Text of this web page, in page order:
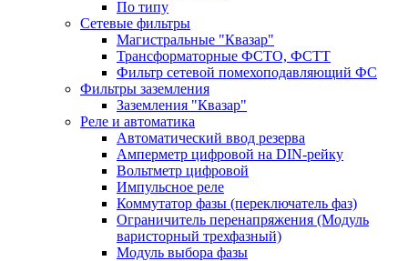
По типу
Сетевые фильтры
Магистральные "Квазар"
Трансформаторные ФСТО, ФСТТ
Фильтр сетевой помехоподавляющий ФС
Фильтры заземления
Заземления "Квазар"
Реле и автоматика
Автоматический ввод резерва
Амперметр цифровой на DIN-рейку
Вольтметр цифровой
Импульсное реле
Коммутатор фазы (переключатель фаз)
Ограничитель перенапряжения (Модуль
варисторный трехфазный)
Модуль выбора фазы